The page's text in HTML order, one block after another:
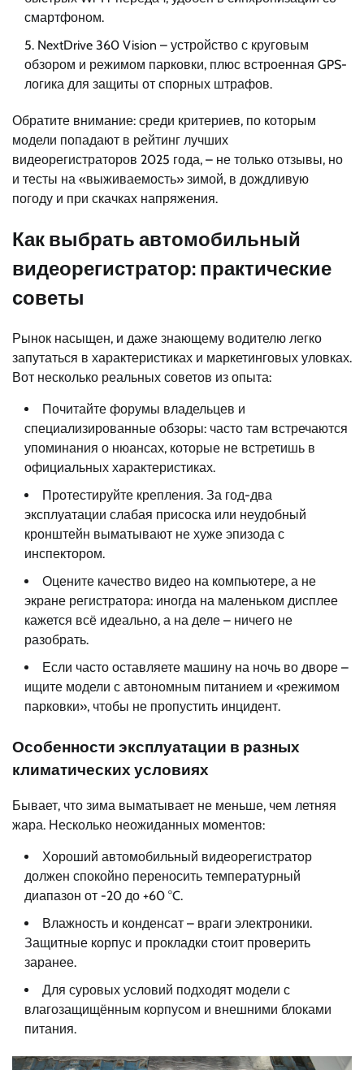
смартфоном.
NextDrive 360 Vision – устройство с круговым
обзором и режимом парковки, плюс встроенная GPS-
логика для защиты от спорных штрафов.
Обратите внимание: среди критериев, по которым
модели попадают в рейтинг лучших
видеорегистраторов 2025 года, – не только отзывы, но
и тесты на «выживаемость» зимой, в дождливую
погоду и при скачках напряжения.
Как выбрать автомобильный
видеорегистратор: практические
советы
Рынок насыщен, и даже знающему водителю легко
запутаться в характеристиках и маркетинговых уловках.
Вот несколько реальных советов из опыта:
Почитайте форумы владельцев и
специализированные обзоры: часто там встречаются
упоминания о нюансах, которые не встретишь в
официальных характеристиках.
Протестируйте крепления. За год-два
эксплуатации слабая присоска или неудобный
кронштейн выматывают не хуже эпизода с
инспектором.
Оцените качество видео на компьютере, а не
экране регистратора: иногда на маленьком дисплее
кажется всё идеально, а на деле – ничего не
разобрать.
Если часто оставляете машину на ночь во дворе –
ищите модели с автономным питанием и «режимом
парковки», чтобы не пропустить инцидент.
Особенности эксплуатации в разных
климатических условиях
Бывает, что зима выматывает не меньше, чем летняя
жара. Несколько неожиданных моментов:
Хороший автомобильный видеорегистратор
должен спокойно переносить температурный
диапазон от -20 до +60 °C.
Влажность и конденсат – враги электроники.
Защитные корпус и прокладки стоит проверить
заранее.
Для суровых условий подходят модели с
влагозащищённым корпусом и внешними блоками
питания.